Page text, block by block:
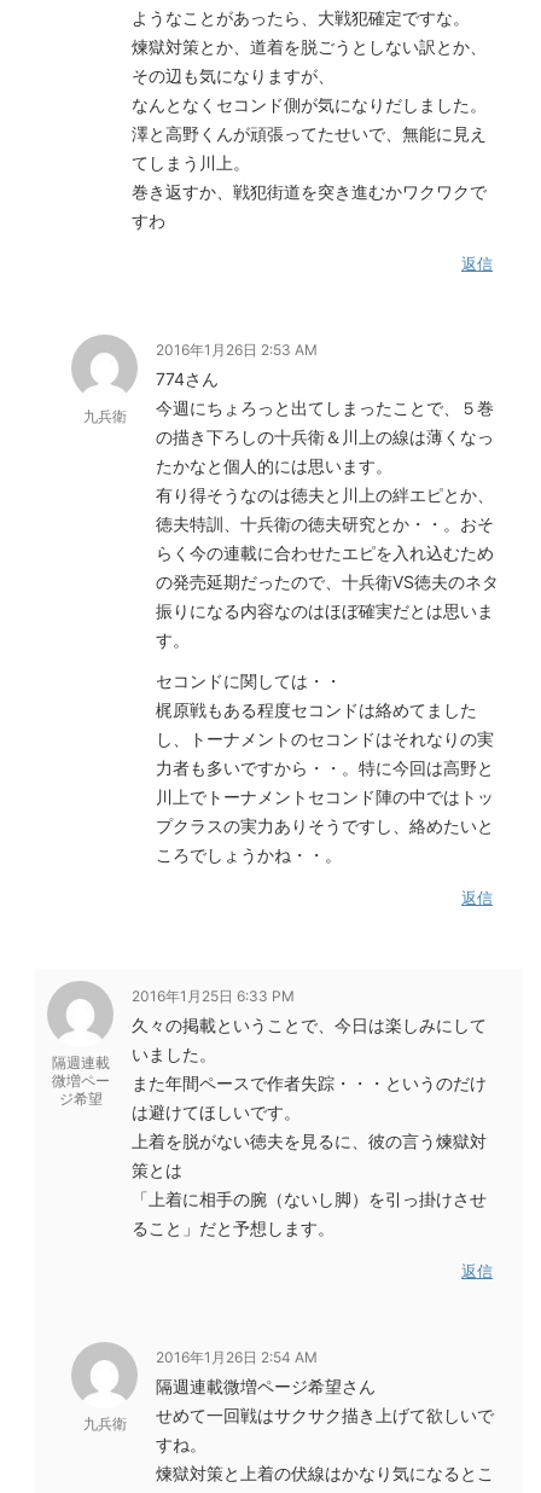
ようなことがあったら、大戦犯確定ですな。
煉獄対策とか、道着を脱ごうとしない訳とか、
その辺も気になりますが、
なんとなくセコンド側が気になりだしました。
澤と高野くんが頑張ってたせいで、無能に見え
てしまう川上。
巻き返すか、戦犯街道を突き進むかワクワクで
すわ
返信
九兵衛
2016年1月26日 2:53 AM
774さん
今週にちょろっと出てしまったことで、５巻
の描き下ろしの十兵衛＆川上の線は薄くなっ
たかなと個人的には思います。
有り得そうなのは徳夫と川上の絆エピとか、
徳夫特訓、十兵衛の徳夫研究とか・・。おそ
らく今の連載に合わせたエピを入れ込むため
の発売延期だったので、十兵衛VS徳夫のネタ
振りになる内容なのはほぼ確実だとは思いま
す。
セコンドに関しては・・
梶原戦もある程度セコンドは絡めてました
し、トーナメントのセコンドはそれなりの実
力者も多いですから・・。特に今回は高野と
川上でトーナメントセコンド陣の中ではトッ
プクラスの実力ありそうですし、絡めたいと
ころでしょうかね・・。
返信
隔週連載
微増ペー
ジ希望
2016年1月25日 6:33 PM
久々の掲載ということで、今日は楽しみにして
いました。
また年間ペースで作者失踪・・・というのだけ
は避けてほしいです。
上着を脱がない徳夫を見るに、彼の言う煉獄対
策とは
「上着に相手の腕（ないし脚）を引っ掛けさせ
ること」だと予想します。
返信
九兵衛
2016年1月26日 2:54 AM
隔週連載微増ページ希望さん
せめて一回戦はサクサク描き上げて欲しいで
すね。
煉獄対策と上着の伏線はかなり気になるとこ